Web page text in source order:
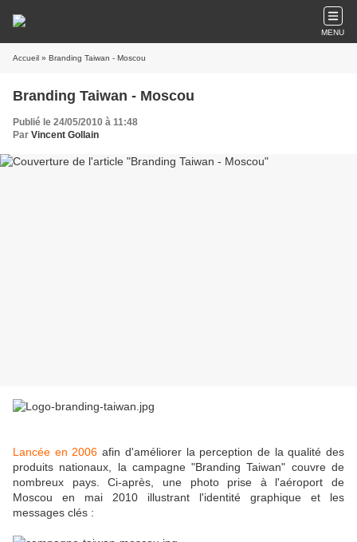
MENU
Accueil » Branding Taiwan - Moscou
Branding Taiwan - Moscou
Publié le 24/05/2010 à 11:48
Par Vincent Gollain
Lancée en 2006 afin d'améliorer la perception de la qualité des
produits nationaux, la campagne "Branding Taiwan" couvre de
nombreux pays. Ci-après, une photo prise à l'aéroport de
Moscou en mai 2010 illustrant l'identité graphique et les
messages clés :